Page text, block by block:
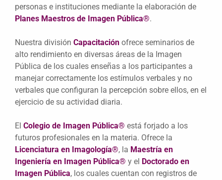
personas e instituciones mediante la elaboración de
Planes Maestros de Imagen Pública®.
Nuestra división Capacitación ofrece seminarios de
alto rendimiento en diversas áreas de la Imagen
Pública de los cuales enseñas a los participantes a
manejar correctamente los estímulos verbales y no
verbales que configuran la percepción sobre ellos, en el
ejercicio de su actividad diaria.
El Colegio de Imagen Pública® está forjado a los
futuros profesionales en la materia. Ofrece la
Licenciatura en Imagología®, la Maestría en
Ingeniería en Imagen Pública® y el Doctorado en
Imagen Pública, los cuales cuentan con registros de